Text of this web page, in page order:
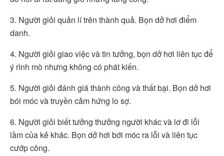
3. Người giỏi quản lí trên thành quả. Bọn dở hơi điểm
danh.
4. Người giỏi giao việc và tin tưởng, bọn dở hơi liên tục để
ý rình mò nhưng không có phát kiến.
5. Người giỏi đánh giá thành công và thất bại. Bọn dở hơi
bói móc và truyền cảm hứng lo sợ.
6. Người giỏi biết tưởng thưởng người khác và lơ đi lỗi
lầm của kẻ khác. Bọn dở hơi bới móc ra lỗi và liên tục
cướp công.